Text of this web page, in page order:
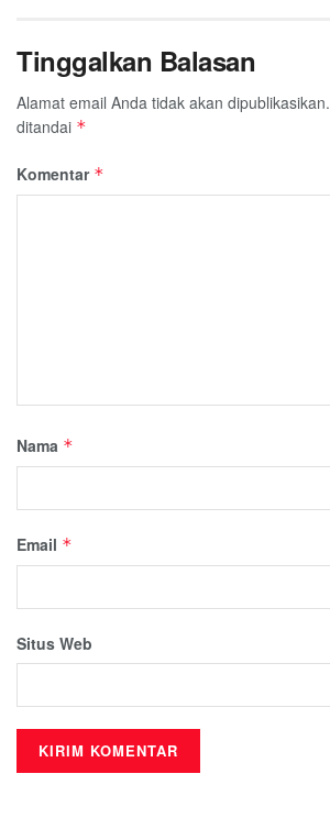
Tinggalkan Balasan
Alamat email Anda tidak akan dipublikasikan.
ditandai *
Komentar *
Nama *
Email *
Situs Web